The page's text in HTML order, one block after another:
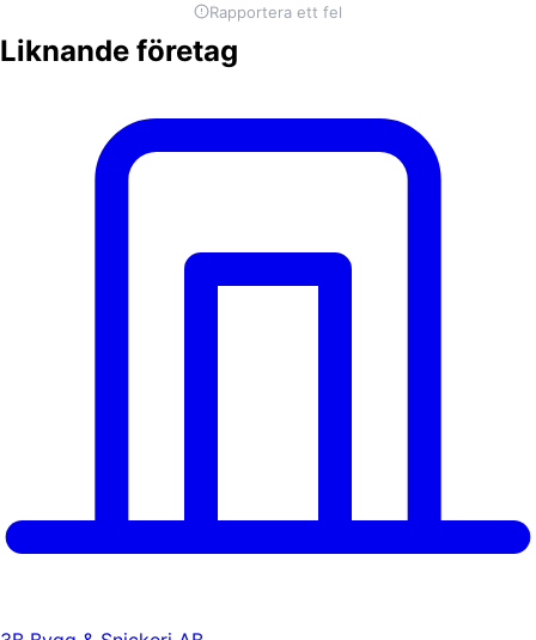
Rapportera ett fel
Liknande företag